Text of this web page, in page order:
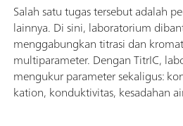
Salah satu tugas tersebut adalah
lainnya. Di sini, laboratorium
menggabungkan titrasi dan
multiparameter. Dengan TitrIC,
mengukur parameter sekaligus:
kation, konduktivitas, kesadahan